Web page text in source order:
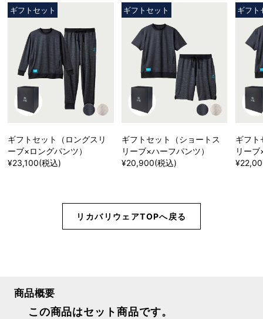
ギフトセット
ギフトセット（ロングスリ
ーブ×ロングパンツ）
¥23,100(税込)
ギフトセット
ギフトセット（ショートス
リーブ×ハーフパンツ）
¥20,900(税込)
ギフト
ギフト
リー
リカバリウェアTOPへ戻る
商品概要
この商品はセット商品です。